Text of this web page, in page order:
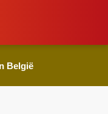
België